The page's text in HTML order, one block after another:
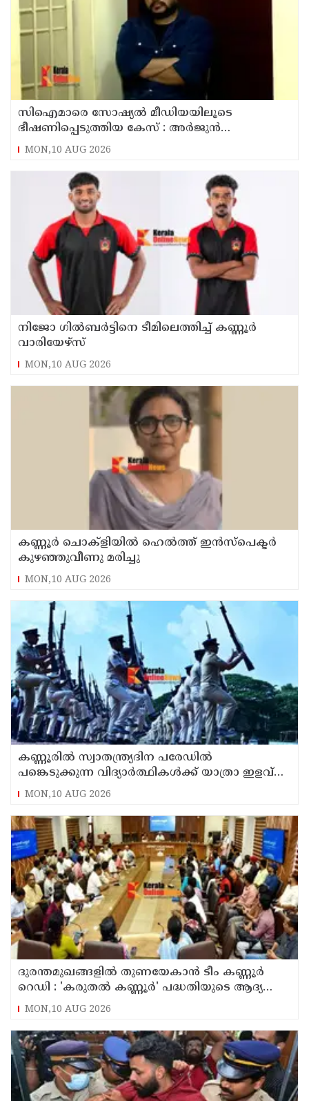
സിഐമാരെ സോഷ്യൽ മീഡിയയിലൂടെ
ഭീഷണിപ്പെടുത്തിയ കേസ് : അർജുൻ
ആയങ്കിയുടെ വീട്ടിൽ നിന്നും ലാപ്ടോപ്പ്
MON,10 AUG 2026
നിജോ ഗിൽബർട്ടിനെ ടീമിലെത്തിച്ച് കണ്ണൂർ
വാരിയേഴ്സ്
MON,10 AUG 2026
കണ്ണൂർ ചൊക്ളിയിൽ ഹെൽത്ത് ഇൻസ്പെക്ടർ
കുഴഞ്ഞുവീണു മരിച്ചു
MON,10 AUG 2026
കണ്ണൂരിൽ സ്വാതന്ത്ര്യദിന പരേഡിൽ
പങ്കെടുക്കുന്ന വിദ്യാർത്ഥികൾക്ക് യാത്രാ ഇളവ്
അനുവദിക്കും
MON,10 AUG 2026
ദുരന്തമുഖങ്ങളിൽ തുണയേകാൻ ടീം കണ്ണൂർ
റെഡി : 'കരുതൽ കണ്ണൂർ' പദ്ധതിയുടെ ആദ്യ
യോഗം ചേർന്നു
MON,10 AUG 2026